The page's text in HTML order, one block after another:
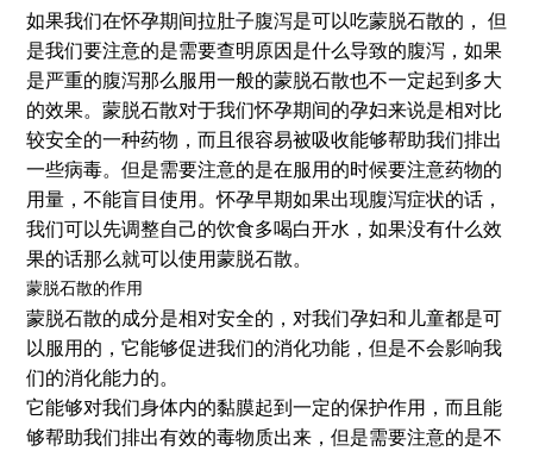
如果我们在怀孕期间拉肚子腹泻是可以吃蒙脱石散的， 但
是我们要注意的是需要查明原因是什么导致的腹泻，如果
是严重的腹泻那么服用一般的蒙脱石散也不一定起到多大
的效果。蒙脱石散对于我们怀孕期间的孕妇来说是相对比
较安全的一种药物，而且很容易被吸收能够帮助我们排出
一些病毒。但是需要注意的是在服用的时候要注意药物的
用量，不能盲目使用。怀孕早期如果出现腹泻症状的话，
我们可以先调整自己的饮食多喝白开水，如果没有什么效
果的话那么就可以使用蒙脱石散。
蒙脱石散的作用
蒙脱石散的成分是相对安全的，对我们孕妇和儿童都是可
以服用的，它能够促进我们的消化功能，但是不会影响我
们的消化能力的。
它能够对我们身体内的黏膜起到一定的保护作用，而且能
够帮助我们排出有效的毒物质出来，但是需要注意的是不